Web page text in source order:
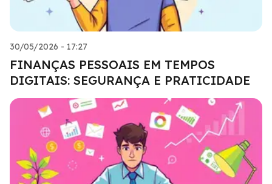
30/05/2026 - 17:27
FINANÇAS PESSOAIS EM TEMPOS
DIGITAIS: SEGURANÇA E PRATICIDADE